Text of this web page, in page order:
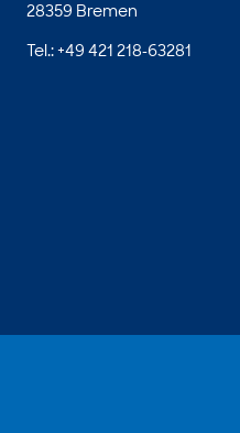
28359 Bremen
Tel.: +49 421 218-63281